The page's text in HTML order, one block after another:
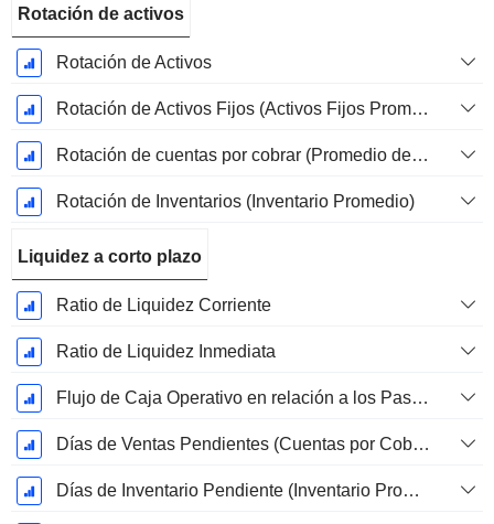
Rotación de activos
Rotación de Activos
Rotación de Activos Fijos (Activos Fijos Promedio)
Rotación de cuentas por cobrar (Promedio de cuentas por cobrar)
Rotación de Inventarios (Inventario Promedio)
Liquidez a corto plazo
Ratio de Liquidez Corriente
Ratio de Liquidez Inmediata
Flujo de Caja Operativo en relación a los Pasivos Corrientes
Días de Ventas Pendientes (Cuentas por Cobrar Promedio)
Días de Inventario Pendiente (Inventario Promedio)